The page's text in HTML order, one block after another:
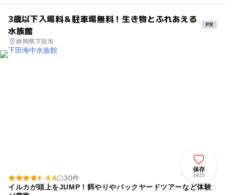
3歳以下入場料＆駐車場無料！生き物とふれあえる
水族館
静岡県下田市
保存
1925
4.4
30件
イルカが頭上をJUMP！餌やりやバックヤードツアーなど体験